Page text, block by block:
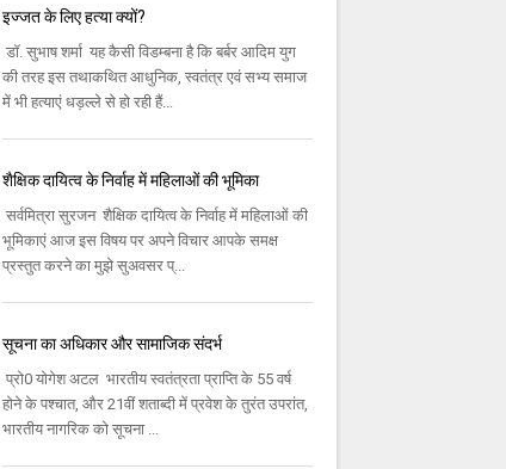
इज्जत के लिए हत्या क्यों?
डॉ. सुभाष शर्मा यह कैसी विडम्बना है कि बर्बर आदिम युग
की तरह इस तथाकथित आधुनिक, स्वतंत्र एवं सभ्य समाज
में भी हत्याएं धड़ल्ले से हो रही हैं...
शैक्षिक दायित्व के निर्वाह में महिलाओं की भूमिका
सर्वमित्रा सुरजन शैक्षिक दायित्व के निर्वाह में महिलाओं की
भूमिकाएं आज इस विषय पर अपने विचार आपके समक्ष
प्रस्तुत करने का मुझे सुअवसर प्...
सूचना का अधिकार और सामाजिक संदर्भ
प्रो0 योगेश अटल भारतीय स्वतंत्रता प्राप्ति के 55 वर्ष
होने के पश्चात, और 21वीं शताब्दी में प्रवेश के तुरंत उपरांत,
भारतीय नागरिक को सूचना ...